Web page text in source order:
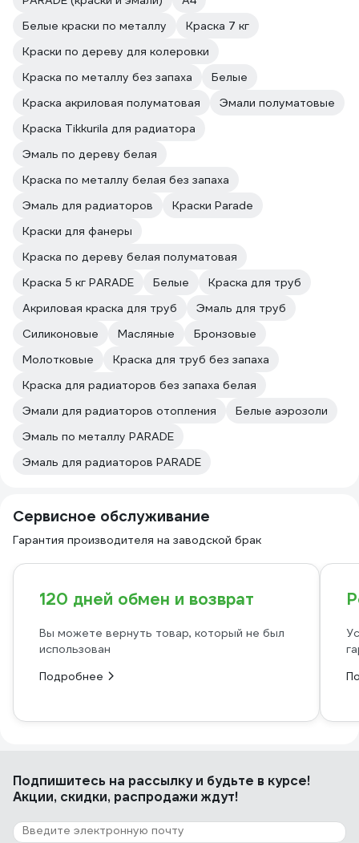
Белые краски по металлу
Краска 7 кг
Краски по дереву для колеровки
Краска по металлу без запаха
Белые
Краска акриловая полуматовая
Эмали полуматовые
Краска Tikkurila для радиатора
Эмаль по дереву белая
Краска по металлу белая без запаха
Эмаль для радиаторов
Краски Parade
Краски для фанеры
Краска по дереву белая полуматовая
Краска 5 кг PARADE
Белые
Краска для труб
Акриловая краска для труб
Эмаль для труб
Силиконовые
Масляные
Бронзовые
Молотковые
Краска для труб без запаха
Краска для радиаторов без запаха белая
Эмали для радиаторов отопления
Белые аэрозоли
Эмаль по металлу PARADE
Эмаль для радиаторов PARADE
Сервисное обслуживание
Гарантия производителя на заводской брак
120 дней обмен и возврат
Вы можете вернуть товар, который не был
использован
Подробнее
Подпишитесь на рассылкуи будьте в курсе!
Акции, скидки, распродажи ждут!